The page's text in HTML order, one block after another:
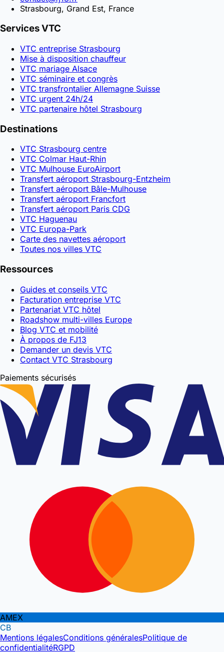
Strasbourg, Grand Est, France
Services VTC
VTC entreprise Strasbourg
Mise à disposition chauffeur
VTC mariage Alsace
VTC séminaire et congrès
VTC transfrontalier Allemagne Suisse
VTC urgent 24h/24
VTC partenaire hôtel Strasbourg
Destinations
VTC Strasbourg centre
VTC Colmar Haut-Rhin
VTC Mulhouse EuroAirport
Transfert aéroport Strasbourg-Entzheim
Transfert aéroport Bâle-Mulhouse
Transfert aéroport Francfort
Transfert aéroport Paris CDG
VTC Haguenau
VTC Europa-Park
Carte des navettes aéroport
Toutes nos villes VTC
Ressources
Guides et conseils VTC
Facturation entreprise VTC
Partenariat VTC hôtel
Roadshow multi-villes Europe
Blog VTC et mobilité
À propos de FJ13
Demander un devis VTC
Contact VTC Strasbourg
Paiements sécurisés
AMEX
CB
Mentions légalesConditions généralesPolitique de
confidentialitéRGPD